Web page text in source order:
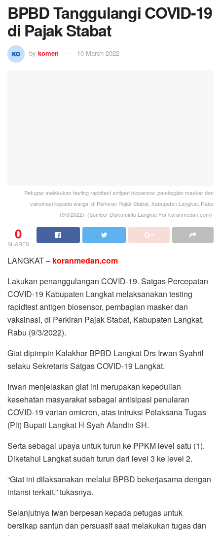
BPBD Tanggulangi COVID-19
di Pajak Stabat
by komen 10 March 2022
Petugas melakukan testing rapidtest antigen biosensor, pembagian masker dan
vaksinasi kepada warga, di Parkiran Pajak Stabat, Kabupaten Langkat, Rabu
(9/3/2022). (Sumber Diskominfo Langkat For koranmedan.com)
0
SHARES
LANGKAT – koranmedan.com
Lakukan penanggulangan COVID-19. Satgas Percepatan
COVID-19 Kabupaten Langkat melaksanakan testing
rapidtest antigen biosensor, pembagian masker dan
vaksinasi, di Perkiran Pajak Stabat, Kabupaten Langkat,
Rabu (9/3/2022).
Giat dipimpin Kalakhar BPBD Langkat Drs Irwan Syahril
selaku Sekretaris Satgas COVID-19 Langkat.
Irwan menjelaskan giat ini merupakan kepedulian
kesehatan masyarakat sebagai antisipasi penularan
COVID-19 varian omicron, atas intruksi Pelaksana Tugas
(Plt) Bupati Langkat H Syah Afandin SH.
Serta sebagai upaya untuk turun ke PPKM level satu (1).
Diketahui Langkat sudah turun dari level 3 ke level 2.
“Giat ini dilaksanakan melalui BPBD bekerjasama dengan
intansi terkait,” tukasnya.
Selanjutnya Iwan berpesan kepada petugas untuk
bersikap santun dan persuasif saat melakukan tugas dan